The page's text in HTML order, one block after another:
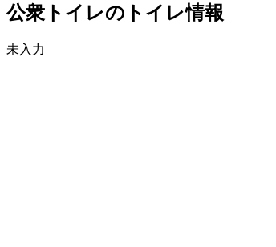
公衆トイレのトイレ情報
未入力